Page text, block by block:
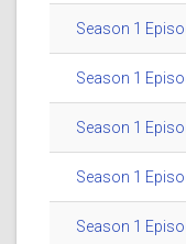
Season 1
Season 1
Season 1
Season 1
Season 1